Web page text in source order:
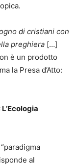
di cristiani con
preghiera […]
è un prodotto
la Presa d’Atto:
al